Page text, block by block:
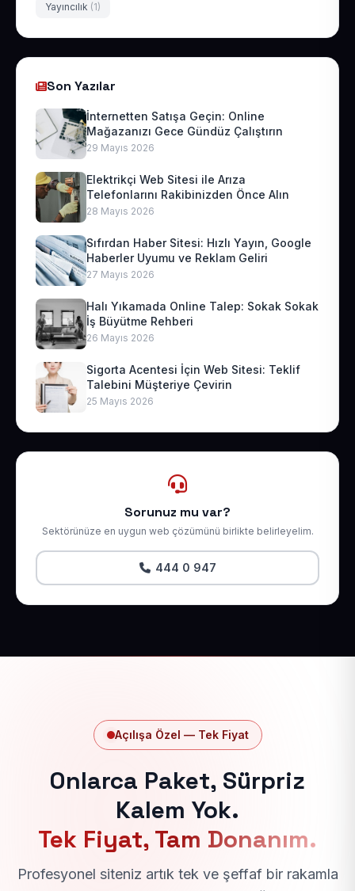
Yayıncılık (1)
Son Yazılar
İnternetten Satışa Geçin: Online
Mağazanızı Gece Gündüz Çalıştırın
29 Mayıs 2026
Elektrikçi Web Sitesi ile Arıza
Telefonlarını Rakibinizden Önce Alın
28 Mayıs 2026
Sıfırdan Haber Sitesi: Hızlı Yayın, Google
Haberler Uyumu ve Reklam Geliri
27 Mayıs 2026
Halı Yıkamada Online Talep: Sokak Sokak
İş Büyütme Rehberi
26 Mayıs 2026
Sigorta Acentesi İçin Web Sitesi: Teklif
Talebini Müşteriye Çevirin
25 Mayıs 2026
Sorunuz mu var?
Sektörünüze en uygun web çözümünü birlikte belirleyelim.
444 0 947
Açılışa Özel — Tek Fiyat
Onlarca Paket, Sürpriz
Kalem Yok.
Tek Fiyat, Tam Donanım.
Profesyonel siteniz artık tek ve şeffaf bir rakamla